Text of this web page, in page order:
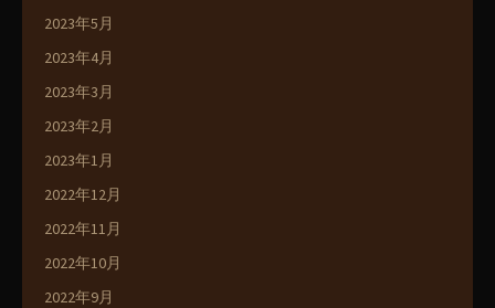
2023年5月
2023年4月
2023年3月
2023年2月
2023年1月
2022年12月
2022年11月
2022年10月
2022年9月